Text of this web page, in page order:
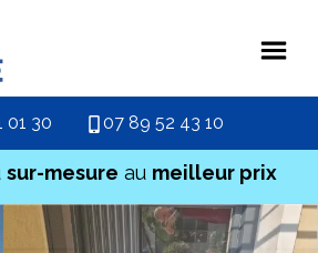
01 30 07 89 52 43 10
sur-mesure au meilleur prix